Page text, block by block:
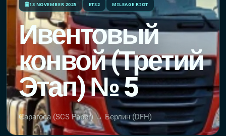
13 NOVEMBER 2025 ETS2 MILEAGE RIOT
Ивентовый
конвой (Третий
Этап) № 5
Сарагоса (SCS Paper) → Берлин (DFH)